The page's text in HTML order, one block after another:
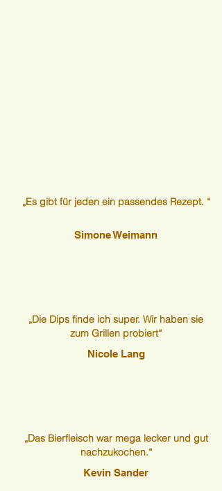
„Es gibt für jeden ein passendes Rezept. “
Simone Weimann
„Die Dips finde ich super. Wir haben sie
zum Grillen probiert“
Nicole Lang
„Das Bierfleisch war mega lecker und gut
nachzukochen.“
Kevin Sander